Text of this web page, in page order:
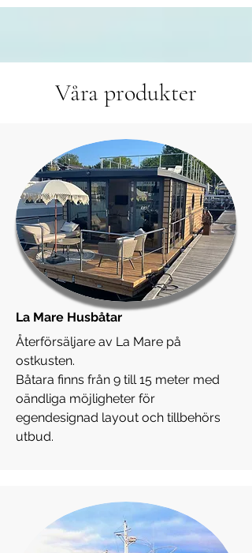
Våra produkter
La Mare Husbåtar
Återförsäljare av La Mare på
ostkusten.
Båtara finns från 9 till 15 meter med
oändliga möjligheter för
egendesignad layout och tillbehörs
utbud.